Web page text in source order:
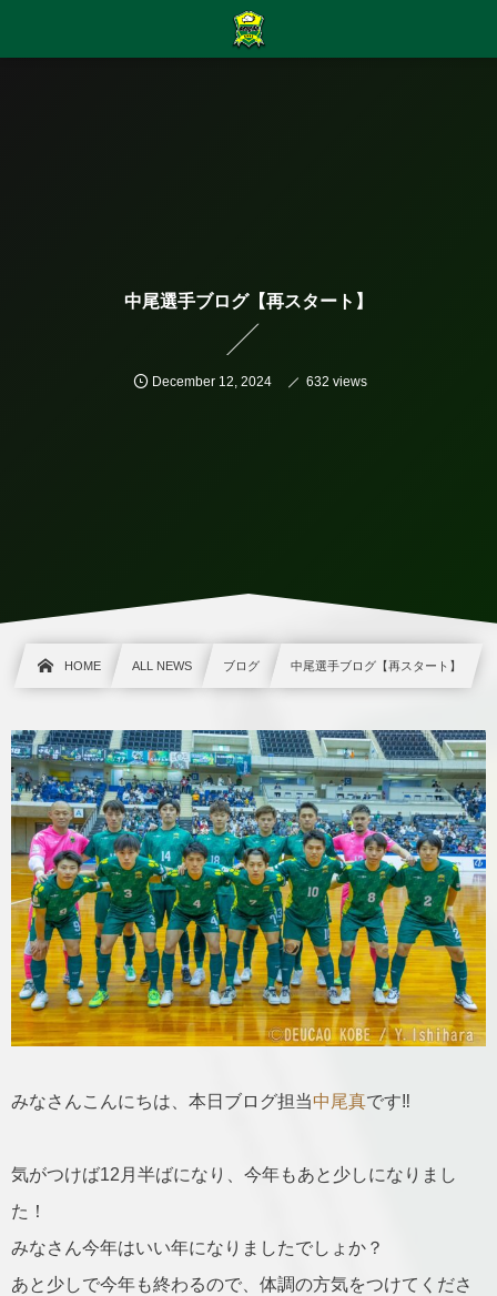
中尾選手ブログ【再スタート】
December 12,2024 632 views
HOME ALL NEWS ブログ 中尾選手ブログ【再スタート】
みなさんこんにちは、本日ブログ担当中尾真です‼️
気がつけば12月半ばになり、今年もあと少しになりまし
た！
みなさん今年はいい年になりましたでしょか？
あと少しで今年も終わるので、体調の方気をつけてくださ